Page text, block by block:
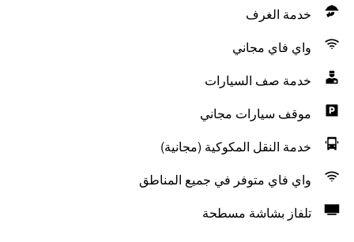
خدمة الغرف
واي فاي مجاني
خدمة صف السيارات
موقف سيارات مجاني
خدمة النقل المكوكية (مجانية)
واي فاي متوفر في جميع المناطق
تلفاز بشاشة مسطحة